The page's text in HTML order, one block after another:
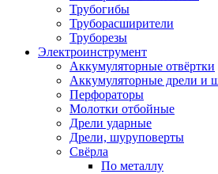
Трубогибы
Труборасширители
Труборезы
Электроинструмент
Аккумуляторные отвёртки
Аккумуляторные дрели и
Перфораторы
Молотки отбойные
Дрели ударные
Дрели, шуруповерты
Свёрла
По металлу